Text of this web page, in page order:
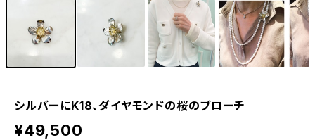
シルバーにK18、ダイヤモンドの桜のブローチ
¥49,500